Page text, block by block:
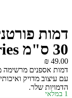
30 ס"מ Fortnite Victory Series
₪ 49.00
עם עיצוב מדויק
הדמויות שלך.
1 במלאי